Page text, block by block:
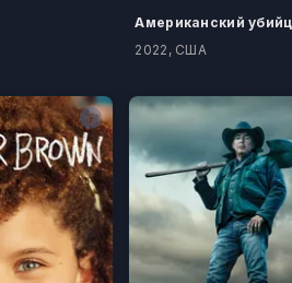
Американский
2022, США